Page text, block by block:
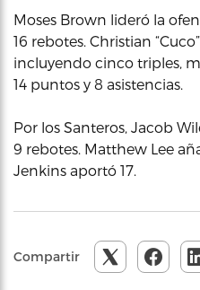
Moses Brown lideró la
16 rebotes. Christian
incluyendo cinco triples,
14 puntos y 8 asistencias.
Por los Santeros, Jacob
9 rebotes. Matthew Lee
Jenkins aportó 17.
Compartir